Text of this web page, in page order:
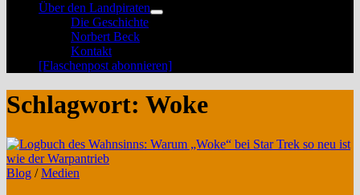
Über den Landpiraten
Untermenü
Die Geschichte
Norbert Beck
Kontakt
[Flaschenpost abonnieren]
Schlagwort: Woke
Blog /Medien